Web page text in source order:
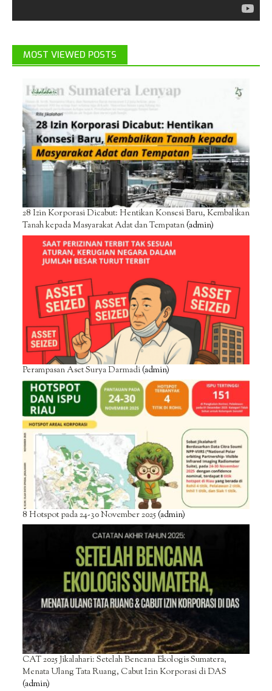
MOST VIEWED POSTS
28 Izin Korporasi Dicabut: Hentikan Konsesi Baru, Kembalikan
Tanah kepada Masyarakat Adat dan Tempatan(admin)
Perampasan Aset Surya Darmadi(admin)
8 Hotspot pada 24-30 November 2025(admin)
CAT 2025 Jikalahari: Setelah Bencana Ekologis Sumatera,
Menata Ulang Tata Ruang, Cabut Izin Korporasi di DAS
(admin)